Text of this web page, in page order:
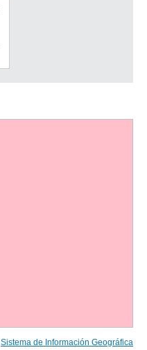
Sistema de Información Geográfica